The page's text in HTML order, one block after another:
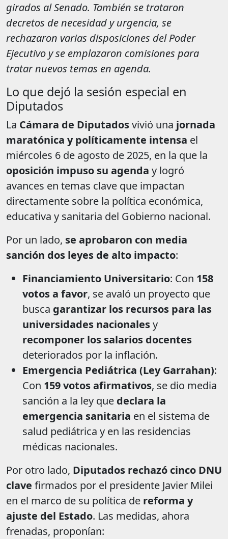
girados al Senado. También se trataron
decretos de necesidad y urgencia, se
rechazaron varias disposiciones del Poder
Ejecutivo y se emplazaron comisiones para
tratar nuevos temas en agenda.
Lo que dejó la sesión especial en
Diputados
La Cámara de Diputadosvivió una jornada
maratónica y políticamente intensa el
miércoles 6 de agosto de 2025, en la que la
oposición impuso su agenda y logró
avances en temas clave que impactan
directamente sobre la política económica,
educativa y sanitaria del Gobierno nacional.
Por un lado, se aprobaron con media
sanción dos leyes de alto impacto:
Financiamiento Universitario: Con 158
votos a favor, se avaló un proyecto que
busca garantizar los recursos para las
universidades nacionalesy
recomponer los salarios docentes
deteriorados por la inflación.
Emergencia Pediátrica (Ley Garrahan):
Con 159 votos afirmativos, se dio media
sanción a la ley que declara la
emergencia sanitaria en el sistema de
salud pediátrica y en las residencias
médicas nacionales.
Por otro lado, Diputados rechazó cinco DNU
clave firmados por el presidente Javier Milei
en el marco de su política de reforma y
ajuste del Estado. Las medidas, ahora
frenadas, proponían: